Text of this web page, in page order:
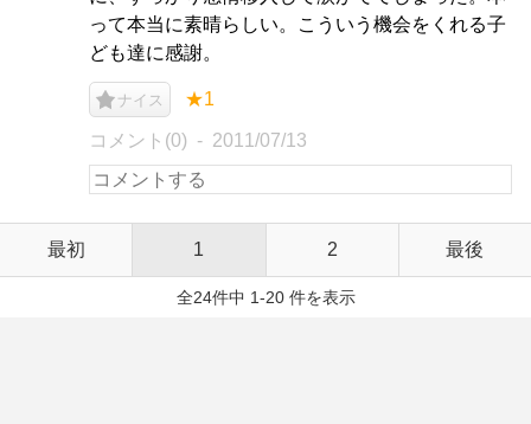
って本当に素晴らしい。こういう機会をくれる子
ども達に感謝。
ナイス ★1
コメント(0) 2011/07/13
最初 1 2 最後
全24件中 1-20 件を表示